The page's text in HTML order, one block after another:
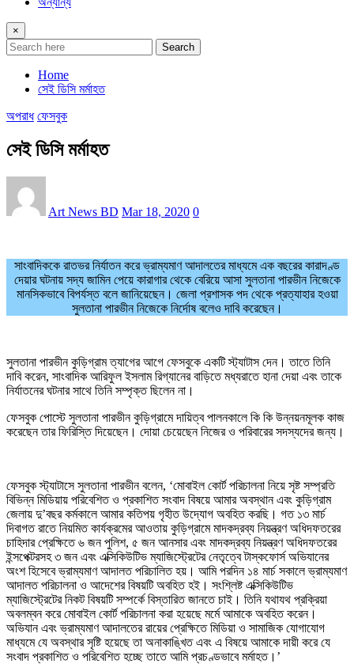
×
Search
Home
সেই ডিসি মর্মাহত
অপরাধ ফেসবুক
সেই ডিসি মর্মাহত
Art News BD Mar 18, 2020 0
সাংবাদিককে রাতভর নির্যাতন করে ভ্রাম্যমাণ আদালতের মাধ্যমে এক বছরের কারাদণ্ড
দেয়ার ঘটনায় সদ্য জামিন পেয়ে কারাগার থেকে বেরিয়ে আসা সুলতানা পারভীন নিজেকে
মানসিকভাবে বিপর্যস্ত বলে জানিয়েছেন। জেলা প্রশাসক পদ থেকে প্রত্যাহার হওয়া
সুলতানা পারভীন নিজেকে নির্দোষ বলেও দাবি করেছেন।
সুলতানা পারভীন কুড়িগ্রাম ত্যাগের আগে ফেসবুকে একটি স্ট্যাটাস দেন। তাতে তিনি
দাবি করেন, সাংবাদিক আরিফুল ইসলাম রিগ্যানের বাড়িতে মধ্যরাতে হানা দেয়া এবং তাকে
নির্যাতনের ঘটনার সাথে তিনি সম্পৃক্ত ছিলেন না।
ফেসবুক পোস্টে সুলতানা পারভীন কুড়িগ্রামে দায়িত্ব পালনকালে কি কি উন্নয়নমূলক কাজ
করেছেন তার ফিরিস্তি দিয়েছেন। দোয়া চেয়েছেন নিজের ও পরিবারের সদস্যদের জন্য।
ফেসবুক স্ট্যাটাসে সুলতানা পারভীন বলেন, ‘মোবাইল কোর্ট পরিচালনা নিয়ে সৃষ্ট সম্প্রতি
বিভিন্ন মিডিয়ায় পরিবেশিত ও প্রকাশিত সংবাদ বিষয়ে আমার অবস্থান এবং কুড়িগ্রাম
জেলায় দু’বছর কর্মকালে আমার কতিপয় গৃহীত উদ্যোগ অবহিত করছি। গত ১৩ মার্চ
দিবাগত রাতে নিয়মিত কার্যক্রমের আওতায় কুড়িগ্রামে মাদকদ্রব্য নিয়ন্ত্রণ অধিদফতরের
চাহিদার প্রেক্ষিতে ৬ জন পুলিশ, ৫ জন আনসার এবং মাদকদ্রব্য নিয়ন্ত্রণ অধিদফতরের
ইন্সপেক্টরসহ ৩ জন এবং এক্সিকিউটিভ ম্যাজিস্ট্রেটের নেতৃত্বে টাস্কফোর্স অভিযানের
অংশ হিসেবে ভ্রাম্যমাণ আদালত পরিচালিত হয়। আমি পরদিন ১৪ মার্চ সকালে ভ্রাম্যমাণ
আদালত পরিচালনা ও আদেশের বিষয়টি অবহিত হই। সংশ্লিষ্ট এক্সিকিউটিভ
ম্যাজিস্ট্রেটের নিকট বিষয়টি সম্পর্কে বিস্তারিত জানতে চাই। তিনি যথাযথ প্রক্রিয়া
অবলম্বন করে মোবাইল কোর্ট পরিচালনা করা হয়েছে মর্মে আমাকে অবহিত করেন।
অভিযান এবং ভ্রাম্যমাণ আদালতের রায়ের প্রেক্ষিতে মিডিয়া ও সামাজিক যোগাযোগ
মাধ্যমে যে অবস্থার সৃষ্টি হয়েছে তা অনাকাঙ্খিত এবং এ বিষয়ে আমাকে দায়ী করে যে
সংবাদ প্রকাশিত ও পরিবেশিত হচ্ছে তাতে আমি প্রচণ্ডভাবে মর্মাহত।’